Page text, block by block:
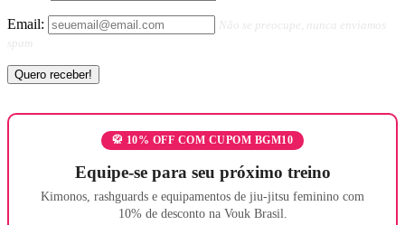
Email:
Não se preocupe, nunca enviamos
spam
🥋 10% OFF COM CUPOM BGM10
Equipe-se para seu próximo treino
Kimonos, rashguards e equipamentos de jiu-jitsu feminino com
10% de desconto na Vouk Brasil.